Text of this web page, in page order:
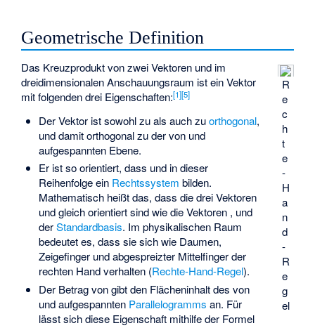
Geometrische Definition
R
e
c
h
t
e
-
H
a
n
d
-
R
e
g
el
Das Kreuzproduktvon zwei Vektoren und im
dreidimensionalen Anschauungsraum ist ein Vektor
mit folgenden drei Eigenschaften:[1][5]
Der Vektor ist sowohl zuals auch zuorthogonal,
und damit orthogonal zu der von und
aufgespannten Ebene.
Er ist so orientiert, dass und in dieser
Reihenfolge ein Rechtssystem bilden.
Mathematisch heißt das, dass die drei Vektoren
undgleich orientiert sind wie die Vektoren , und
derStandardbasis. Im physikalischen Raum
bedeutet es, dass sie sich wie Daumen,
Zeigefinger und abgespreizter Mittelfinger der
rechten Hand verhalten (Rechte-Hand-Regel).
Der Betrag vongibt den Flächeninhalt des von
undaufgespannten Parallelogramms an. Für
lässt sich diese Eigenschaft mithilfe der Formel